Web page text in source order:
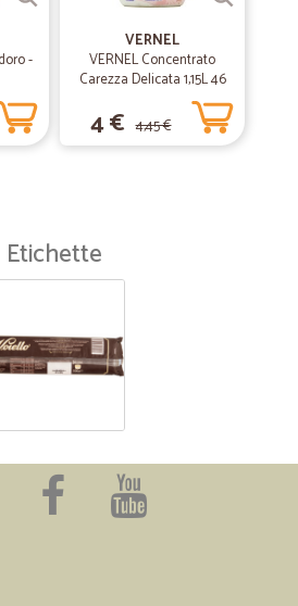
-
VERNEL
VERNEL Concentrato
Carezza Delicata 1,15L 46
4 € 4,45 €
Etichette